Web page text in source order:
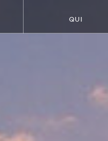
QUI